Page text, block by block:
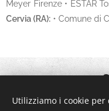
Meyer Firenze • ESTAR
Cervia (RA): • Comune di
Visitaci••Via
Utilizziamo i cookie